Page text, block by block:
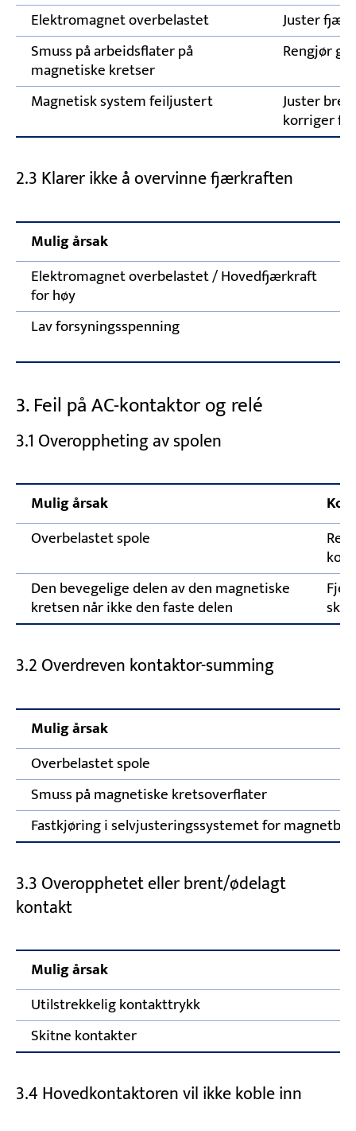
Elektromagnet overbelastet
Juster
Smuss på arbeidsflater på
magnetiske kretser
Rengjør
Magnetisk system feiljustert Juster
korriger
2.3 Klarer ikke å overvinne fjærkraften
Mulig årsak
Elektromagnet overbelastet / Hovedfjærkraft
for høy
Lav forsyningsspenning
3. Feil på AC-kontaktor og relé
3.1 Overoppheting av spolen
Mulig årsak
Overbelastet spole
Den bevegelige delen av den magnetiske
kretsen når ikke den faste delen
3.2 Overdreven kontaktor-summing
Mulig årsak
Overbelastet spole
Smuss på magnetiske kretsoverflater
Fastkjøring i selvjusteringssystemet for
3.3 Overopphetet eller brent/ødelagt
kontakt
Mulig årsak
Utilstrekkelig kontakttrykk
Skitne kontakter
3.4 Hovedkontaktoren vil ikke koble inn